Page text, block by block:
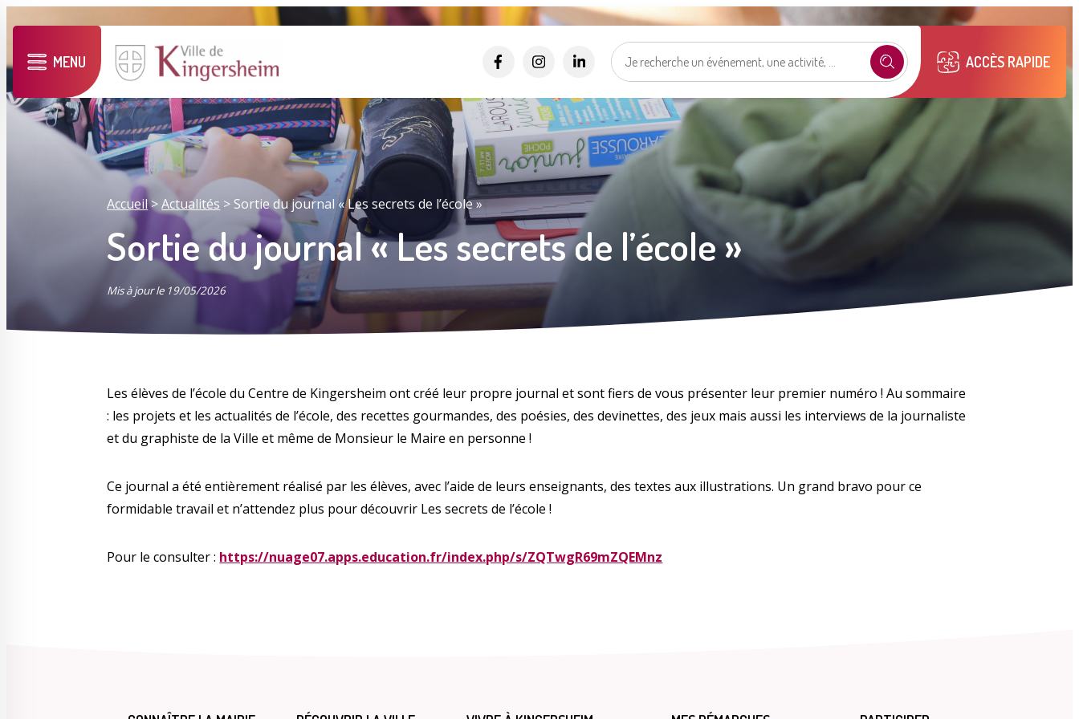
MENU ACCÈS RAPIDE
Ma ville selon mon profil
Je suis...
Mon compte M2A
Accueil>Actualités > Sortie du journal « Les secrets de l’école »
Sortie du journal « Les secrets de l’école »
Mis à jour le 19/05/2026
Les élèves de l’école du Centre de Kingersheim ont créé leur propre journal et sont fiers de vous présenter leur premier numéro ! Au sommaire
: les projets et les actualités de l’école, des recettes gourmandes, des poésies, des devinettes, des jeux mais aussi les interviews de la journaliste
et du graphiste de la Ville et même de Monsieur le Maire en personne !
Ce journal a été entièrement réalisé par les élèves, avec l’aide de leurs enseignants, des textes aux illustrations. Un grand bravo pour ce
formidable travail et n’attendez plus pour découvrir Les secrets de l’école !
Pour le consulter : https://nuage07.apps.education.fr/index.php/s/ZQTwgR69mZQEMnz
Alertes SMS
Événements, incidents...
Nos services vous informent en temps réel par SMS !
Numéro de rue * Nom de la rue*
Sélectionner une rue
J'accepte lespolitiques de confidentialités